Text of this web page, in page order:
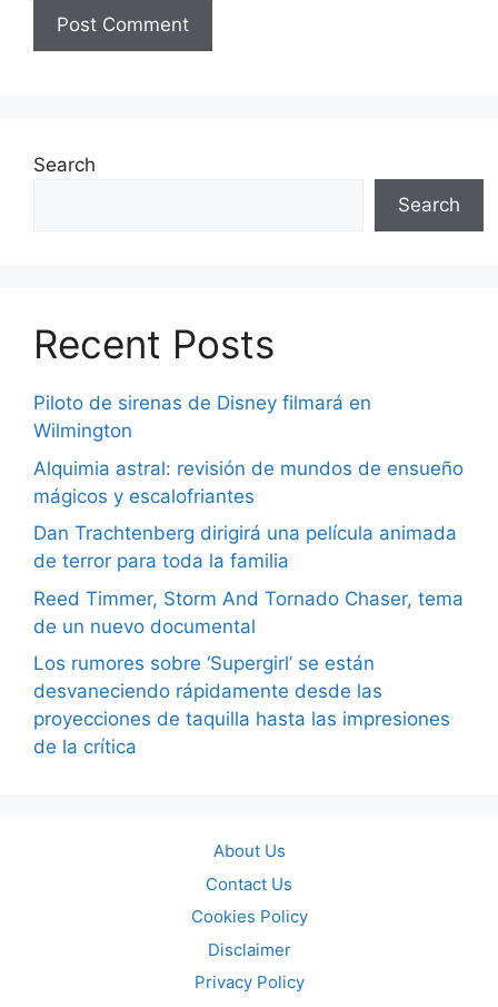
Search
Search
Recent Posts
Piloto de sirenas de Disney filmará en
Wilmington
Alquimia astral: revisión de mundos de ensueño
mágicos y escalofriantes
Dan Trachtenberg dirigirá una película animada
de terror para toda la familia
Reed Timmer, Storm And Tornado Chaser, tema
de un nuevo documental
Los rumores sobre ‘Supergirl’ se están
desvaneciendo rápidamente desde las
proyecciones de taquilla hasta las impresiones
de la crítica
About Us
Contact Us
Cookies Policy
Disclaimer
Privacy Policy